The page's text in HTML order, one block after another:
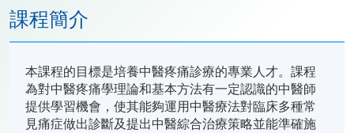
課程簡介
本課程的目標是培養中醫疼痛診療的專業人才。課程
為對中醫疼痛學理論和基本方法有一定認識的中醫師
提供學習機會，使其能夠運用中醫療法對臨床多種常
見痛症做出診斷及提出中醫綜合治療策略並能準確施